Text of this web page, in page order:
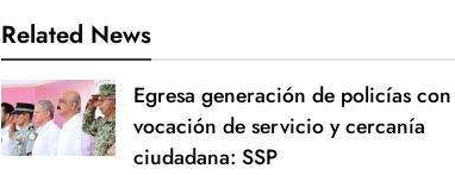
Related News
Egresa generación de policías con
vocación de servicio y cercanía
ciudadana: SSP